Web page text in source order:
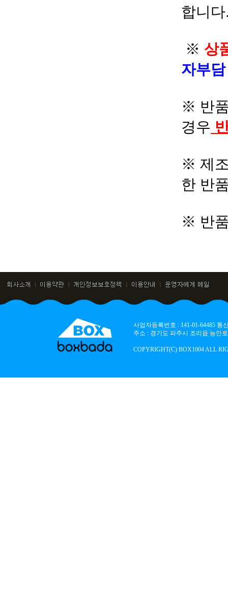
합니
※ 상
자부
※ 반
경우
※ 제
한 반
※ 반
사업자등록번호 : 141-01-64485
주소 : 경기도 파주시 조리읍 능안
COPYRIGHT(C) BOX1004 ALL